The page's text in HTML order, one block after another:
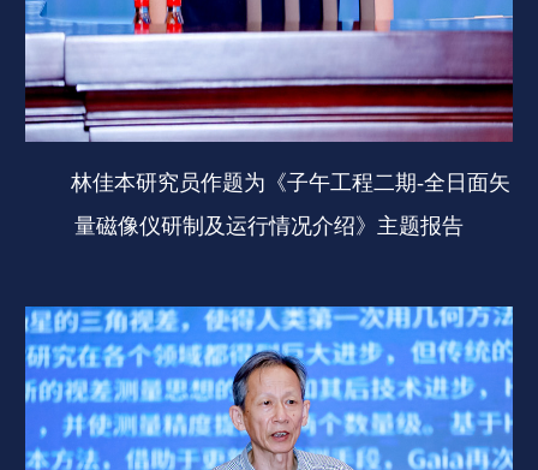
林佳本研究员作题为《子午工程二期-全日面矢
量磁像仪研制及运行情况介绍》主题报告